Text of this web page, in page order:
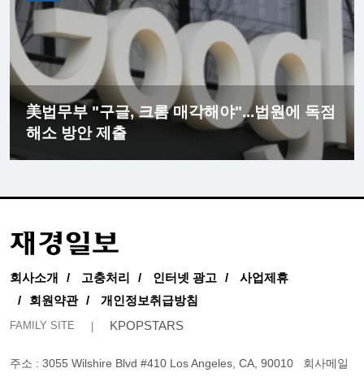
美법무부 "구글, 크롬 매각해야"...법원에 독점
해소 방안 제출
회사소개 고충처리 인터넷 광고
사업제휴
회원약관
개인정보취급방침
FAMILY SITE KPOPSTARS
주소 : 3055 Wilshire Blvd #410 Los Angeles, CA, 90010 회사메일